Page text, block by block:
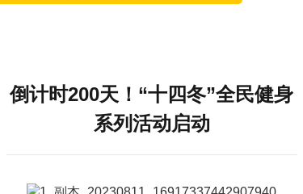
倒计时200天！“十四冬”全民健身
系列活动启动